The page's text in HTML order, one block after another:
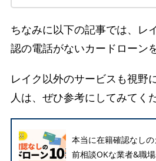
ちなみに以下の記事では、レ
認の電話がないカードローン
レイク以外のサービスも視野
人は、ぜひ参考にしてみてく
本当に在籍確認なし
前相談OKな業者&職